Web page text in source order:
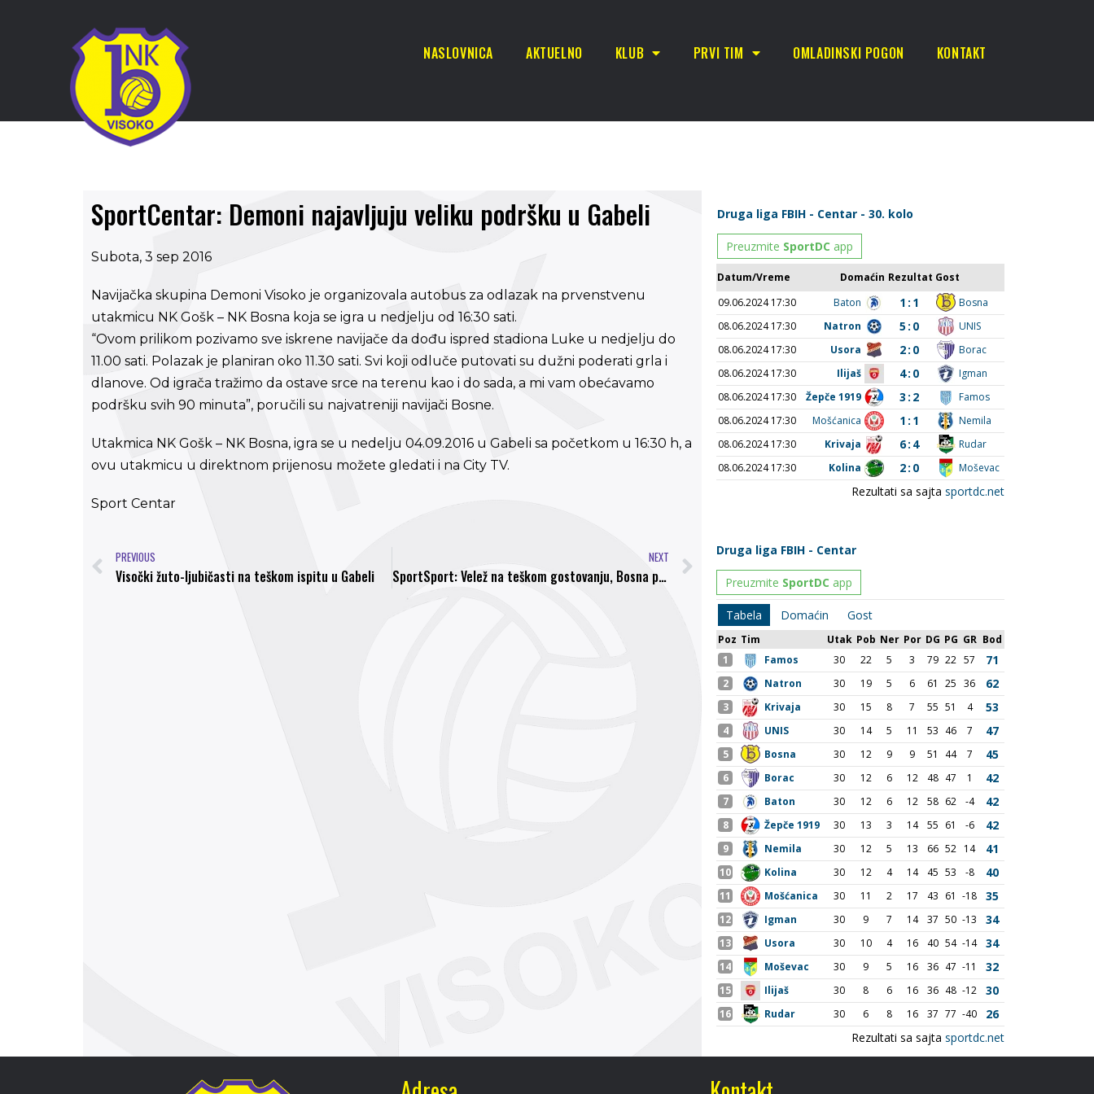
NASLOVNICA AKTUELNO KLUB PRVI TIM OMLADINSKI POGON KONTAKT
SportCentar: Demoni najavljuju veliku podršku u Gabeli
Subota, 3 sep 2016
Navijačka skupina Demoni Visoko je organizovala autobus za odlazak na prvenstvenu
utakmicu NK Gošk – NK Bosna koja se igra u nedjelju od 16:30 sati.
“Ovom prilikom pozivamo sve iskrene navijače da dođu ispred stadiona Luke u nedjelju do
11.00 sati. Polazak je planiran oko 11.30 sati. Svi koji odluče putovati su dužni poderati grla i
dlanove. Od igrača tražimo da ostave srce na terenu kao i do sada, a mi vam obećavamo
podršku svih 90 minuta”, poručili su najvatreniji navijači Bosne.
Utakmica NK Gošk – NK Bosna, igra se u nedelju 04.09.2016 u Gabeli sa početkom u 16:30 h, a
ovu utakmicu u direktnom prijenosu možete gledati i na City TV.
Sport Centar
PREVIOUS
Visočki žuto-ljubičasti na teškom ispitu u Gabeli
NEXT
SportSport: Velež na teškom gostovanju, Bosna protiv GOŠK-a